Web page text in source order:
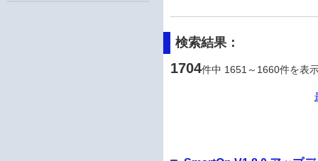
検索結果：
1704件中 1651～1660件を表